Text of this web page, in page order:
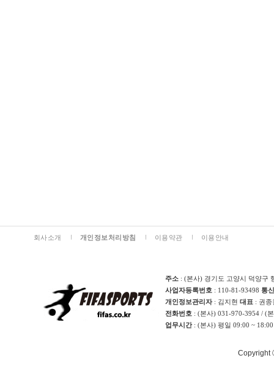
회사소개 개인정보처리방침 이용약관 이용안내
주소 : (본사) 경기도 고양시 덕양구
사업자등록번호 : 110-81-93498 통
개인정보관리자: 김지현 대표 : 권
전화번호 : (본사) 031-970-3954 / (
업무시간: (본사) 평일 09:00 ~